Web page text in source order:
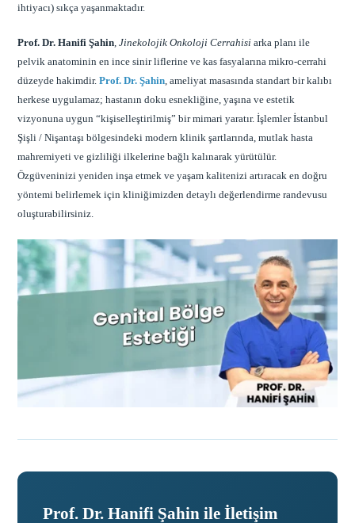
ihtiyacı) sıkça yaşanmaktadır.
Prof. Dr. Hanifi Şahin ,Jinekolojik Onkoloji Cerrahisi arka planı ile
pelvik anatominin en ince sinir liflerine ve kas fasyalarına mikro-cerrahi
düzeyde hakimdir.Prof. Dr. Şahin , ameliyat masasında standart bir kalıbı
herkese uygulamaz; hastanın doku esnekliğine, yaşına ve estetik
vizyonuna uygun “kişiselleştirilmiş” bir mimari yaratır. İşlemler İstanbul
Şişli / Nişantaşı bölgesindeki modern klinik şartlarında, mutlak hasta
mahremiyeti ve gizliliği ilkelerine bağlı kalınarak yürütülür.
Özgüveninizi yeniden inşa etmek ve yaşam kalitenizi artıracak en doğru
yöntemi belirlemek için kliniğimizden detaylı değerlendirme randevusu
oluşturabilirsiniz.
Prof. Dr. Hanifi Şahin ile İletişim